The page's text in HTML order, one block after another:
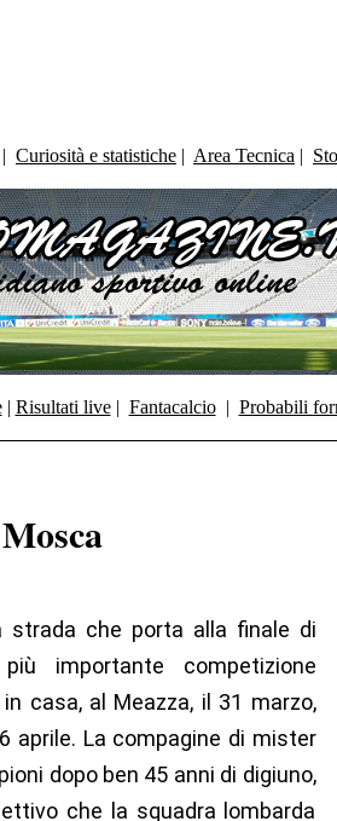
| Curiosità e statistiche | Area Tecnica |
| Risultati live| Fantacalcio| Probabili
strada che porta alla finale di
importante competizione
casa, al Meazza, il 31 marzo,
aprile. La compagine di mister
dopo ben 45 anni di digiuno,
che la squadra lombarda